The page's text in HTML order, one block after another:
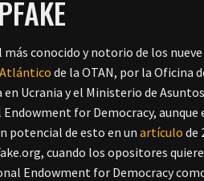
más conocido y notorio de los
de la OTAN, por la Oficina
Ucrania y el Ministerio de
for Democracy, aunque
potencial de esto en unartículo de
cuando los opositores
Endowment for Democracy